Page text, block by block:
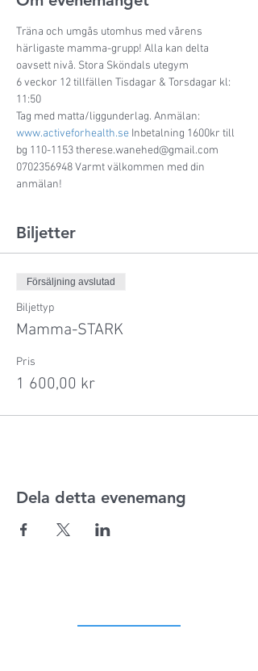
Träna och umgås utomhus med vårens
härligaste mamma-grupp! Alla kan delta
oavsett nivå. Stora Sköndals utegym
6 veckor 12 tillfällen Tisdagar & Torsdagar kl:
11:50
Tag med matta/liggunderlag. Anmälan:
www.activeforhealth.se Inbetalning 1600kr till
bg 110-1153 therese.wanehed@gmail.com
0702356948 Varmt välkommen med din
anmälan!
Biljetter
Försäljning avslutad
Biljettyp
Mamma-STARK
Pris
1 600,00 kr
Dela detta evenemang